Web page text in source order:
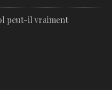
peut-il vraiment